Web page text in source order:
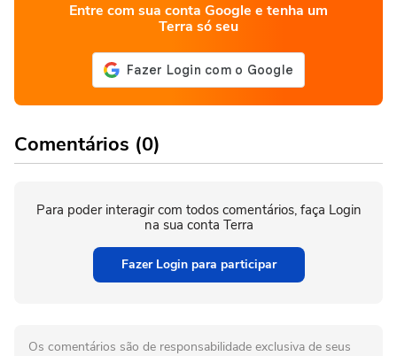
Entre com sua conta Google e tenha um
Terra só seu
Comentários (0)
Para poder interagir com todos comentários, faça Login
na sua conta Terra
Fazer Login para participar
Os comentários são de responsabilidade exclusiva de seus